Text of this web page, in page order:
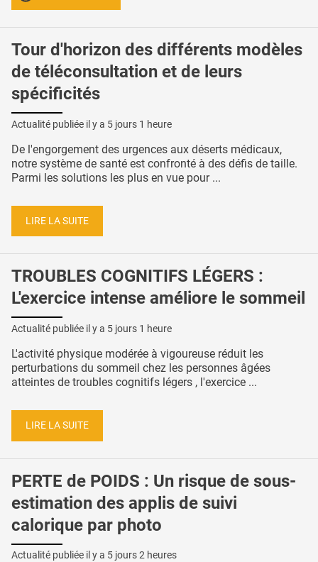
Tour d'horizon des différents modèles
de téléconsultation et de leurs
spécificités
Actualité publiée il y a 5 jours 1 heure
De l'engorgement des urgences aux déserts médicaux,
notre système de santé est confronté à des défis de taille.
Parmi les solutions les plus en vue pour ...
LIRE LA SUITE
TROUBLES COGNITIFS LÉGERS :
L'exercice intense améliore le sommeil
Actualité publiée il y a 5 jours 1 heure
L'activité physique modérée à vigoureuse réduit les
perturbations du sommeil chez les personnes âgées
atteintes de troubles cognitifs légers , l'exercice ...
LIRE LA SUITE
PERTE de POIDS : Un risque de sous-
estimation des applis de suivi
calorique par photo
Actualité publiée il y a 5 jours 2 heures